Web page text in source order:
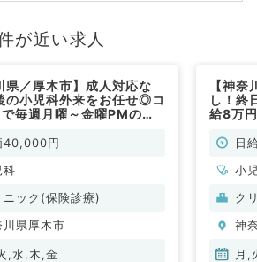
が近い求人
県／厚木市】成人対応な
の小児科外来をお任せ◎コ
毎週月曜～金曜PMの週1
40,000円
科
ニック(保険診療)
川県厚木市
,水,木,金
【神
し！終
給8万
勤） 日
小
ク
神
月,